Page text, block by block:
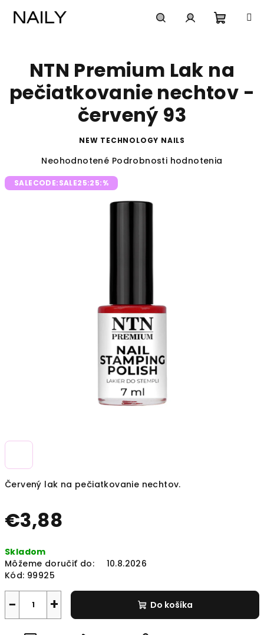
košík
Červený lak na pečiatkovanie nechtov.
€3,88
cena:
Skladom
Môžeme doručiť do:
10.8.2026
Kód: 99925
+
− Do košíka
NTN Premium Lak na
pečiatkovanie nechtov -
červený 93
NEW TECHNOLOGY NAILS
Priemerné
produktu
Neohodnotené Podrobnosti hodnotenia
SALECODE:SALE25:25:%